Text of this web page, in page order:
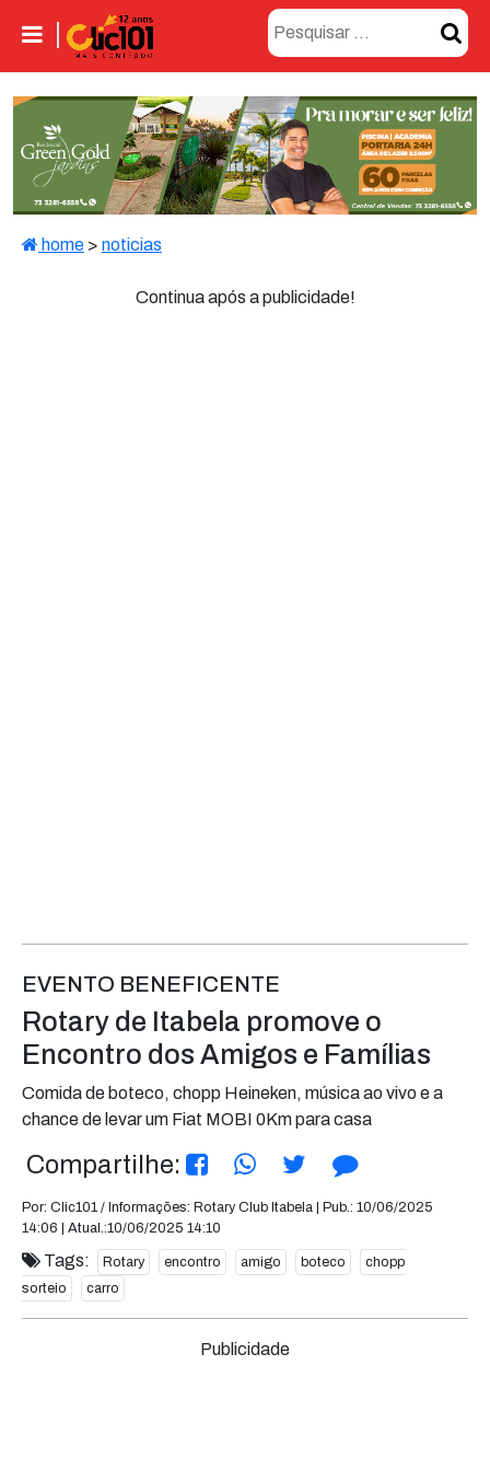
home > noticias
EVENTO BENEFICENTE
Rotary de Itabela promove o
Encontro dos Amigos e Famílias
Comida de boteco, chopp Heineken, música ao vivo e a
chance de levar um Fiat MOBI 0Km para casa
Compartilhe:
Por: Clic101 / Informações: Rotary Club Itabela | Pub.: 10/06/2025
14:06 | Atual.:10/06/2025 14:10
Tags: Rotary encontro amigo boteco
chopp
sorteio
carro
Publicidade
Continua após a publicidade!